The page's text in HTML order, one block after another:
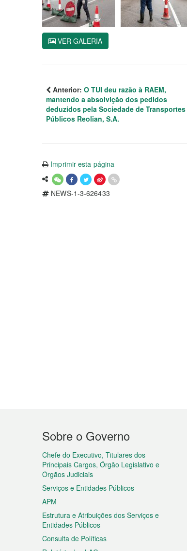
VER GALERIA
Anterior: O TUI deu razão à RAEM,
mantendo a absolvição dos pedidos
deduzidos pela Sociedade de Transportes
Públicos Reolian, S.A.
Imprimir esta página
NEWS-1-3-626433
Menu
do
rodapé
Sobre o Governo
Chefe do Executivo, Titulares dos
Principais Cargos, Órgão Legislativo e
Órgãos Judiciais
Serviços e Entidades Públicos
APM
Estrutura e Atribuições dos Serviços e
Entidades Públicos
Consulta de Políticas